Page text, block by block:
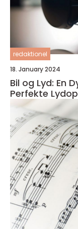
redaktionel
18. January 2024
Bil og Lyd: En
Perfekte